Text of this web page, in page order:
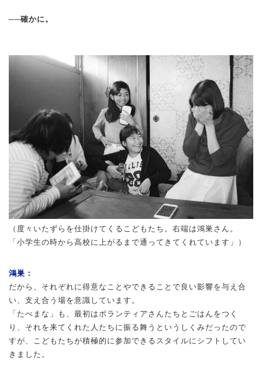
──確かに。
（度々いたずらを仕掛けてくるこどもたち。右端は鴻巣さん。
「小学生の時から高校に上がるまで通ってきてくれています」）
鴻巣：
だから、それぞれに得意なことやできることで良い影響を与え合
い、支え合う場を意識しています。
「たべまな」も、最初はボランティアさんたちとごはんをつく
り、それを来てくれた人たちに振る舞うというしくみだったので
すが、こどもたちが積極的に参加できるスタイルにシフトしてい
きました。